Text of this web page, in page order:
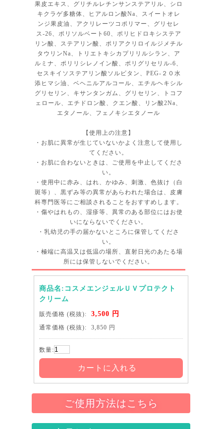
果皮エキス、グリチルレチンサンステアリル、シロ
キクラゲ多糖体、ヒアルロン酸Na、スイートオレ
ンジ果皮油、アクリレーツコポリマー、グリセレ
ス-26、ポリソルベート60、ポリヒドロキシステア
リン酸、ステアリン酸、ポリアクリロイルジメチル
タウリンNa、トリエトキシカプリリルシラン、ア
ルミナ、ポリリシレノイン酸、ポリグリセリル-6、
セスキイソステアリン酸ソルビタン、PEG-２０水
添ヒマシ油、ベヘニルアルコール、エチルヘキシル
グリセリン、キサンタンガム、グリセリン、トコフ
ェロール、エチドロン酸、クエン酸、リン酸2Na、
エタノール、フェノキシエタノール
【使用上の注意】
・お肌に異常が生じていないかよく注意して使用し
てください。
・お肌に合わないときは、ご使用を中止してくださ
い。
・使用中に赤み、はれ、かゆみ、刺激、色抜け（白
斑等）、黒ずみ等の異常があらわれた場合は、皮膚
科専門医等にご相談されることをおすすめします。
・傷やはれもの、湿疹等、異常のある部位にはお使
いにならないでください。
・乳幼児の手の届かないところに保管してくださ
い。
・極端に高温又は低温の場所、直射日光のあたる場
所には保管しないでください。
商品名:コスメエンジェルＵＶプロテクト
クリーム
販売価格 (税抜): 3,500 円
通常価格 (税抜): 3,850 円
数量:
カートに入れる
ご使用方法はこちら